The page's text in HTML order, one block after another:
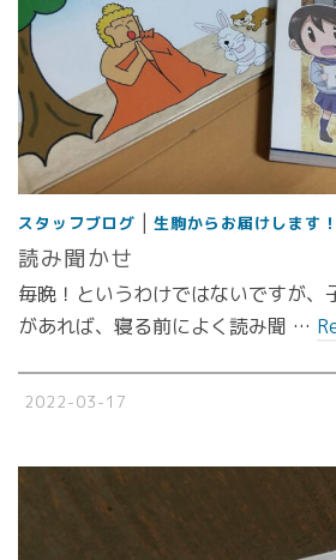
スタッフブログ | 生駒からお届けします！
読み聞かせ
毎晩！というわけではないですが、
があれば、寝る前によく読み聞 …
2022-03-17